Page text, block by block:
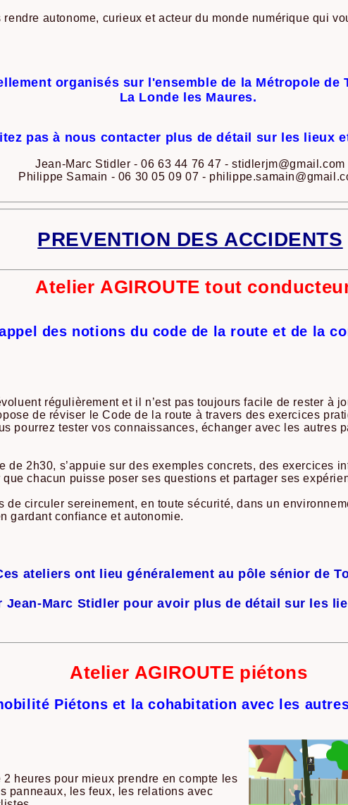
rendre autonome, curieux et acteur du monde numérique qui
organisés sur l'ensemble de la Métropole de
La Londe les Maures.
pas à nous contacter plus de détail sur les lieux
Jean-Marc Stidler - 06 63 44 76 47 - stidlerjm@gmail.com
Philippe Samain - 06 30 05 09 07 -
PREVENTION DES ACCIDENTS
Atelier AGIROUTE tout
des notions du code de la route et de la
régulièrement et il n’est pas toujours facile de rester à
de réviser le Code de la route à travers des exercices
pourrez tester vos connaissances, échanger avec les autres
de 2h30, s’appuie sur des exemples concrets, des exercices
chacun puisse poser ses questions et partager ses
de circuler sereinement, en toute sécurité, dans un
gardant confiance et autonomie.
ateliers ont lieu généralement au pôle sénior de
Jean-Marc Stidler pour avoir plus de détail sur les
Atelier AGIROUTE piétons
Piétons et la cohabitation avec les
heures pour mieux prendre en compte les
panneaux, les feux, les relations avec